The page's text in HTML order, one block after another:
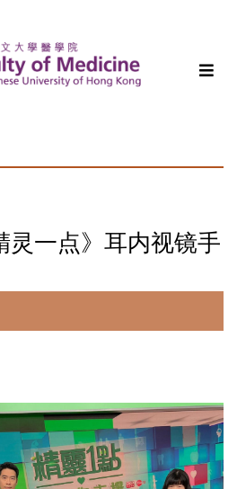
灵一点》耳内视镜手